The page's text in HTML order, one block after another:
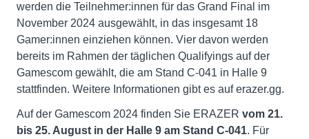
werden die Teilnehmer:innen für das Grand Final im
November 2024 ausgewählt, in das insgesamt 18
Gamer:innen einziehen können. Vier davon werden
bereits im Rahmen der täglichen Qualifyings auf der
Gamescom gewählt, die am Stand C-041 in Halle 9
stattfinden. Weitere Informationen gibt es auf erazer.gg.
Auf der Gamescom 2024 finden Sie ERAZER vom 21.
bis 25. August in der Halle 9 am Stand C-041. Für